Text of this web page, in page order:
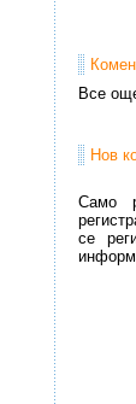
Все
Нов
Само
се